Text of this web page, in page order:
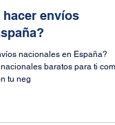
envíos
nacionales en España?
tu neg